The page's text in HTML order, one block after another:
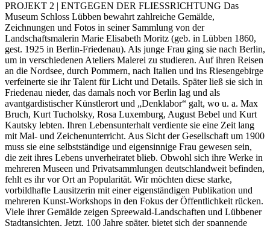
PROJEKT 2 | ENTGEGEN DER FLIESSRICHTUNG Das
Museum Schloss Lübben bewahrt zahlreiche Gemälde,
Zeichnungen und Fotos in seiner Sammlung von der
Landschaftsmalerin Marie Elisabeth Moritz (geb. in Lübben 1860,
gest. 1925 in Berlin-Friedenau). Als junge Frau ging sie nach Berlin,
um in verschiedenen Ateliers Malerei zu studieren. Auf ihren Reisen
an die Nordsee, durch Pommern, nach Italien und ins Riesengebirge
verfeinerte sie ihr Talent für Licht und Details. Später ließ sie sich in
Friedenau nieder, das damals noch vor Berlin lag und als
avantgardistischer Künstlerort und „Denklabor“ galt, wo u. a. Max
Bruch, Kurt Tucholsky, Rosa Luxemburg, August Bebel und Kurt
Kautsky lebten. Ihren Lebensunterhalt verdiente sie eine Zeit lang
mit Mal- und Zeichenunterricht. Aus Sicht der Gesellschaft um 1900
muss sie eine selbstständige und eigensinnige Frau gewesen sein,
die zeit ihres Lebens unverheiratet blieb. Obwohl sich ihre Werke in
mehreren Museen und Privatsammlungen deutschlandweit befinden,
fehlt es ihr vor Ort an Popularität. Wir möchten diese starke,
vorbildhafte Lausitzerin mit einer eigenständigen Publikation und
mehreren Kunst-Workshops in den Fokus der Öffentlichkeit rücken.
Viele ihrer Gemälde zeigen Spreewald-Landschaften und Lübbener
Stadtansichten. Jetzt, 100 Jahre später, bietet sich der spannende